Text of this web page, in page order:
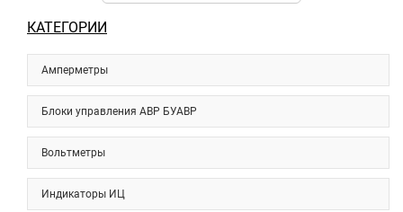
КАТЕГОРИИ
Амперметры
Блоки управления АВР БУАВР
Вольтметры
Индикаторы ИЦ